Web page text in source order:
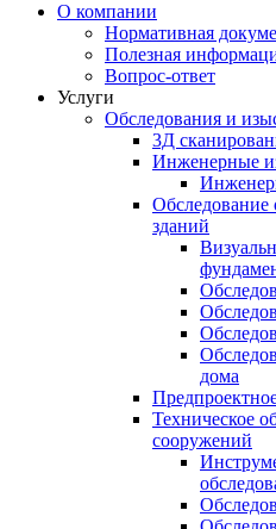
О компании
Нормативная
Полезная
Вопрос-ответ
Услуги
Обследования и
3Д
Инженерные
Обследование
зданий
дома
Техническое
сооружений